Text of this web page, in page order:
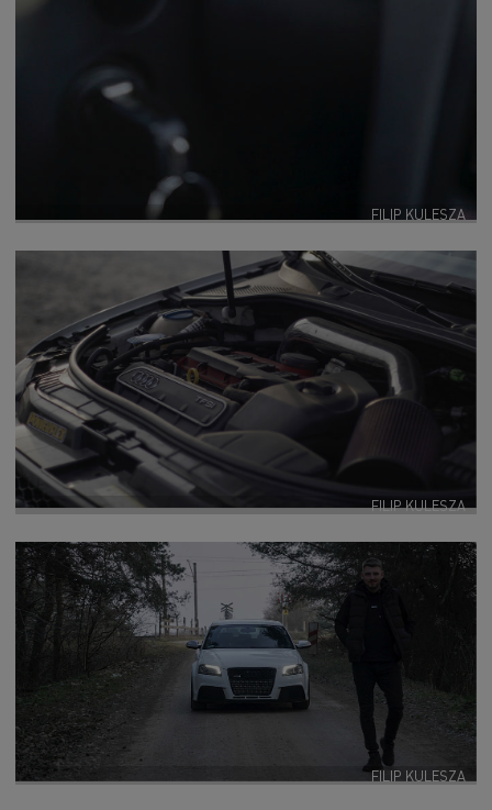
FILIP KULESZA
FILIP KULESZA
FILIP KULESZA